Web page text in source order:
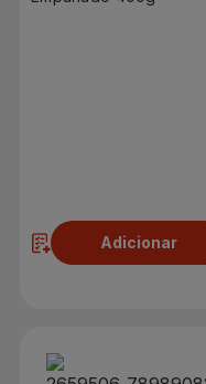
Adicionar